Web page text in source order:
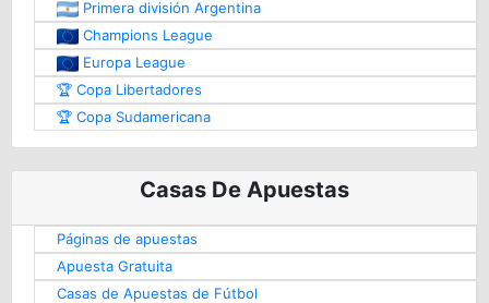
Primera división Argentina
Champions League
Europa League
🏆 Copa Libertadores
🏆 Copa Sudamericana
Casas De Apuestas
Páginas de apuestas
Apuesta Gratuita
Casas de Apuestas de Fútbol